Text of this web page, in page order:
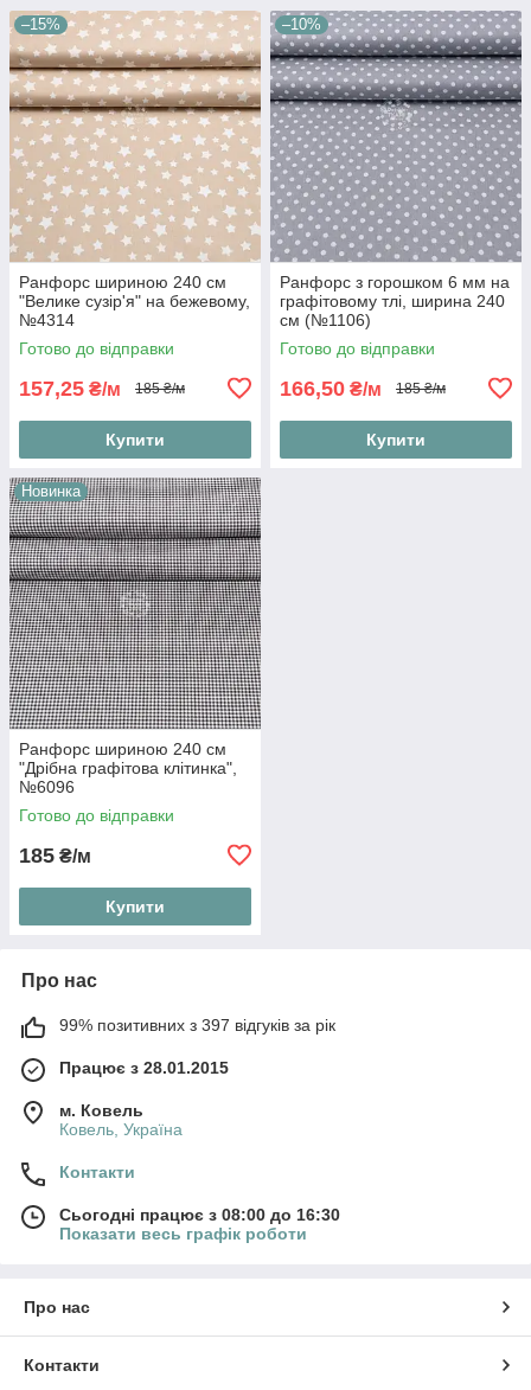
–15%
Ранфорс шириною 240 см
"Велике сузір'я" на бежевому,
№4314
Готово до відправки
157,25 ₴/м 185 ₴/м
Купити
–10%
Ранфорс з горошком 6 мм на
графітовому тлі, ширина 240
см (№1106)
Готово до відправки
166,50 ₴/м 185 ₴/м
Купити
Новинка
Ранфорс шириною 240 см
"Дрібна графітова клітинка",
№6096
Готово до відправки
185 ₴/м
Купити
Про нас
99% позитивних з 397 відгуків за рік
Працює з 28.01.2015
м. Ковель
Ковель, Україна
Контакти
Сьогодні працює з 08:00 до 16:30
Показати весь графік роботи
Про нас
Контакти